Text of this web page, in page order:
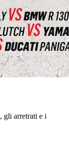
, gli arretrati e i